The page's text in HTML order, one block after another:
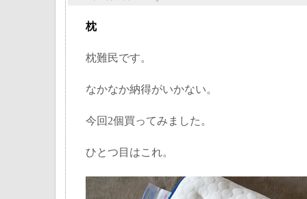
枕
枕難民です。
なかなか納得がいかない。
今回2個買ってみました。
ひとつ目はこれ。